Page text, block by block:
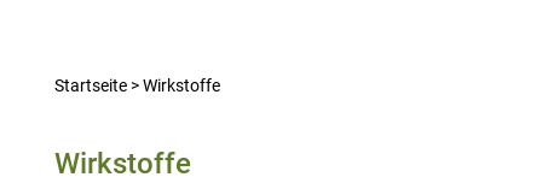
Startseite>Wirkstoffe
Wirkstoffe